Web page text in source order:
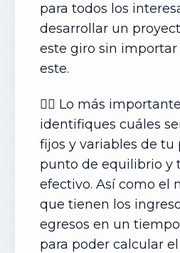
para todos los
desarrollar un
este giro sin
este.
✍🏻 Lo más
identifiques cuáles
fijos y variables de tu
punto de equilibrio y
efectivo. Así como el
que tienen los
egresos en un
para poder calcular